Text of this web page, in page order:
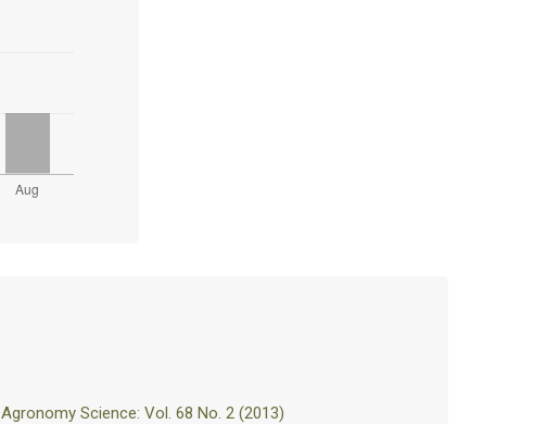
Agronomy Science: Vol. 68 No. 2 (2013)